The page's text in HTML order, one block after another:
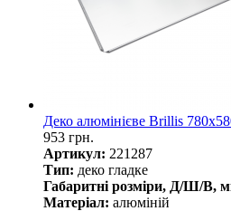
Деко алюмінієве Brillis
953 грн.
Артикул: 221287
Тип: деко гладке
Габаритні розміри, Д/Ш/В,
Матеріал: алюміній